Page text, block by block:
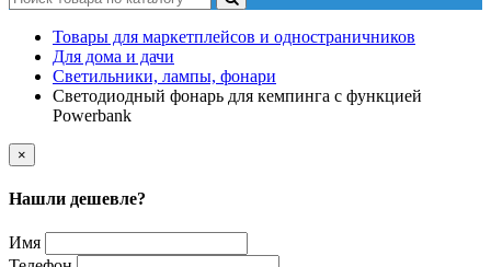
Товары для маркетплейсов и одностраничников
Для дома и дачи
Светильники, лампы, фонари
Светодиодный фонарь для кемпинга с функцией
Powerbank
×
Нашли дешевле?
Имя